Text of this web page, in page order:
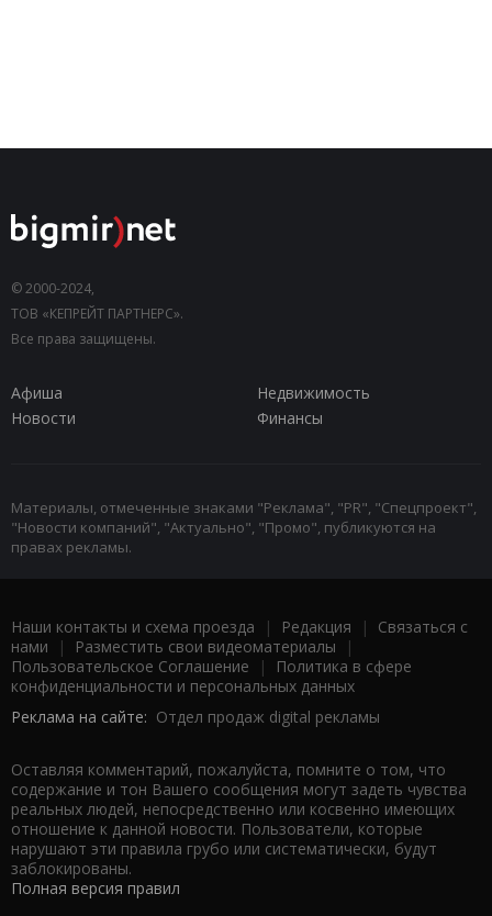
© 2000-2024,
ТОВ «КЕПРЕЙТ ПАРТНЕРС».
Все права защищены.
Афиша
Недвижимость
Новости
Финансы
Материалы, отмеченные знаками "Реклама", "PR", "Спецпроект",
"Новости компаний", "Актуально", "Промо", публикуются на
правах рекламы.
Наши контакты и схема проезда | Редакция | Связаться с
нами | Разместить свои видеоматериалы |
Пользовательское Соглашение |
Политика в сфере
конфиденциальности и персональных данных
Реклама на сайте: Отдел продаж digital рекламы
Оставляя комментарий, пожалуйста, помните о том, что
содержание и тон Вашего сообщения могут задеть чувства
реальных людей, непосредственно или косвенно имеющих
отношение к данной новости. Пользователи, которые
нарушают эти правила грубо или систематически, будут
заблокированы.
Полная версия правил